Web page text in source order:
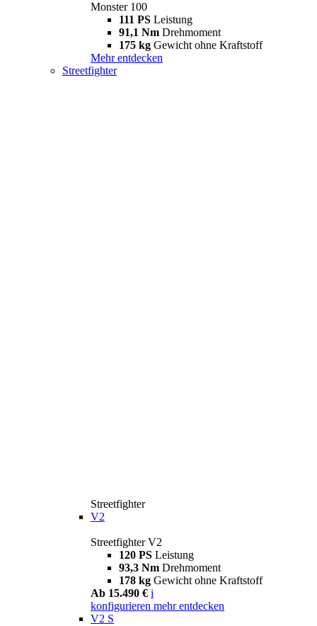
Monster 100
111 PS Leistung
91,1 Nm Drehmoment
175 kg Gewicht ohne Kraftstoff
Mehr entdecken
Streetfighter
Streetfighter
V2
Streetfighter V2
120 PS Leistung
93,3 Nm Drehmoment
178 kg Gewicht ohne Kraftstoff
Ab 15.490 € i
konfigurieren mehr entdecken
V2 S